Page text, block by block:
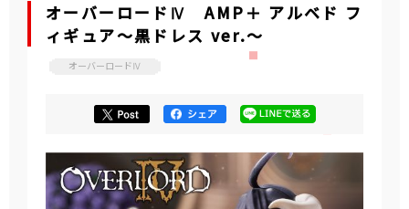
オーバーロードⅣ AMP＋ アルベド フ
ィギュア～黒ドレス ver.～
オーバーロードⅣ